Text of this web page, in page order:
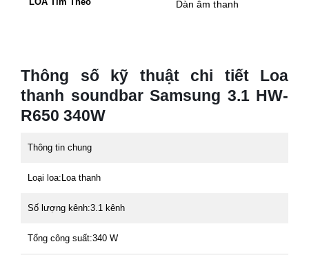
Dàn âm thanh
Thông số kỹ thuật chi tiết Loa
thanh soundbar Samsung 3.1 HW-
R650 340W
Thông tin chung
Loại loa: Loa thanh
Số lượng kênh:3.1 kênh
Tổng công suất:340 W